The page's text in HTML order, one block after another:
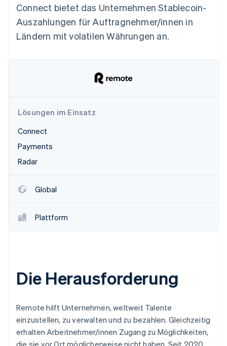
Betrugsprävention
Atlas
Start-up-Gründung
Stripe-Sessions 2026
Ecosystem
Partner
Stripe App-Marktplatz
Connect bietet das Unternehmen Stablecoin-
Auszahlungen für Auftragnehmer/innen in
Ländern mit volatilen Währungen an.
Lösungen im Einsatz
Connect
Payments
Radar
Global
Plattform
Die Herausforderung
Remote hilft Unternehmen, weltweit Talente
einzustellen, zu verwalten und zu bezahlen. Gleichzeitig
erhalten Arbeitnehmer/innen Zugang zu Möglichkeiten,
die sie vor Ort möglicherweise nicht haben. Seit 2020